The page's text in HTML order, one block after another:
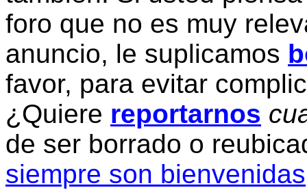
foro que no es muy
anuncio, le suplicamos
favor, para evitar
¿Quiere reportarnos
de ser borrado o
siempre son bienvenidas